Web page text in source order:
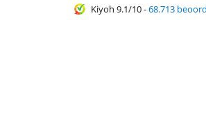
Kiyoh 9.1/10-68.713